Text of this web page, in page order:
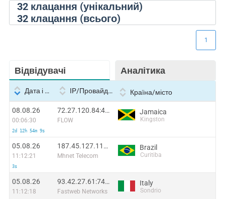
32клацання (унікальний)
32клацання (всього)
Відвідувачі Аналітика
1
Дата і час IP/Провайдер Країна/місто
08.08.26
00:06:30
2d 12h 54m 9s
72.27.120.84:45732
FLOW
Jamaica
Kingston
05.08.26
11:12:21
3s
187.45.127.116:59380
Mhnet Telecom
Brazil
Curitiba
05.08.26
11:12:18
93.42.27.61:7419
Fastweb Networks
Italy
Sondrio